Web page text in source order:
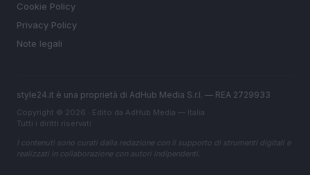
Cookie Policy
Privacy Policy
Note legali
style24.it è una proprietà di AdHub Media S.r.l. — REA 2729933
Copyright © 2026 · Edito da AdHub Media — Italia
Tutti i diritti riservati
I contenuti sono curati dalla redazione con il supporto di strumenti digitali e
realizzati in collaborazione con autori indipendenti.